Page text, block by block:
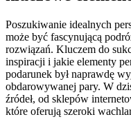
Poszukiwanie idealnych
może być fascynującą
rozwiązań. Kluczem do
inspiracji i jakie elementy
podarunek był naprawdę
obdarowywanej pary. W
źródeł, od sklepów
które oferują szeroki